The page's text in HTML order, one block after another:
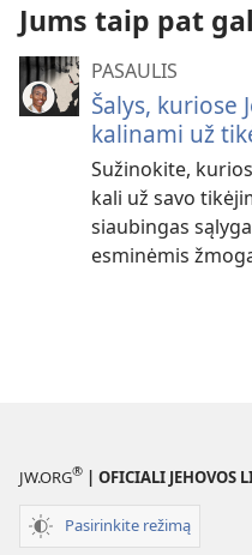
Jums taip pat
PASAULIS
Šalys, kuriose
kalinami už
Sužinokite,
kali už savo
siaubingas
esminėmis
JW.ORG® | OFICIALI JEHOVOS
Pasirinkite režimą